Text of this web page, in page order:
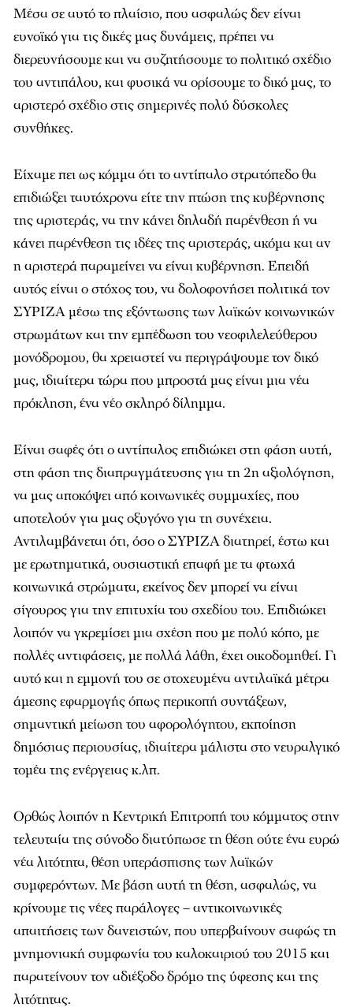
Μέσα σε αυτό το πλαίσιο, που ασφαλώς δεν είναι
ευνοϊκό για τις δικές μας δυνάμεις, πρέπει να
διερευνήσουμε και να συζητήσουμε το πολιτικό σχέδιο
του αντιπάλου, και φυσικά να ορίσουμε το δικό μας, το
αριστερό σχέδιο στις σημερινές πολύ δύσκολες
συνθήκες.
Είχαμε πει ως κόμμα ότι το αντίπαλο στρατόπεδο θα
επιδιώξει ταυτόχρονα είτε την πτώση της κυβέρνησης
της αριστεράς, να την κάνει δηλαδή παρένθεση ή να
κάνει παρένθεση τις ιδέες της αριστεράς, ακόμα και αν
η αριστερά παραμείνει να είναι κυβέρνηση. Επειδή
αυτός είναι ο στόχος του, να δολοφονήσει πολιτικά τον
ΣΥΡΙΖΑ μέσω της εξόντωσης των λαϊκών κοινωνικών
στρωμάτων και την εμπέδωση του νεοφιλελεύθερου
μονόδρομου, θα χρειαστεί να περιγράψουμε τον δικό
μας, ιδιαίτερα τώρα που μπροστά μας είναι μια νέα
πρόκληση, ένα νέο σκληρό δίλημμα.
Είναι σαφές ότι ο αντίπαλος επιδιώκει στη φάση αυτή,
στη φάση της διαπραγμάτευσης για τη 2η αξιολόγηση,
να μας αποκόψει από κοινωνικές συμμαχίες, που
αποτελούν για μας οξυγόνο για τη συνέχεια.
Αντιλαμβάνεται ότι, όσο ο ΣΥΡΙΖΑ διατηρεί, έστω και
με ερωτηματικά, ουσιαστική επαφή με τα φτωχά
κοινωνικά στρώματα, εκείνος δεν μπορεί να είναι
σίγουρος για την επιτυχία του σχεδίου του. Επιδιώκει
λοιπόν να γκρεμίσει μια σχέση που με πολύ κόπο, με
πολλές αντιφάσεις, με πολλά λάθη, έχει οικοδομηθεί. Γι
αυτό και η εμμονή του σε στοχευμένα αντιλαϊκά μέτρα
άμεσης εφαρμογής όπως περικοπή συντάξεων,
σημαντική μείωση του αφορολόγητου, εκποίηση
δημόσιας περιουσίας, ιδιαίτερα μάλιστα στο νευραλγικό
τομέα της ενέργειας κ.λπ.
Ορθώς λοιπόν η Κεντρική Επιτροπή του κόμματος στην
τελευταία της σύνοδο διατύπωσε τη θέση ούτε ένα ευρώ
νέα λιτότητα, θέση υπεράσπισης των λαϊκών
συμφερόντων. Με βάση αυτή τη θέση, ασφαλώς, να
κρίνουμε τις νέες παράλογες – αντικοινωνικές
απαιτήσεις των δανειστών, που υπερβαίνουν σαφώς τη
μνημονιακή συμφωνία του καλοκαιριού του 2015 και
παρατείνουν τον αδιέξοδο δρόμο της ύφεσης και της
λιτότητας.